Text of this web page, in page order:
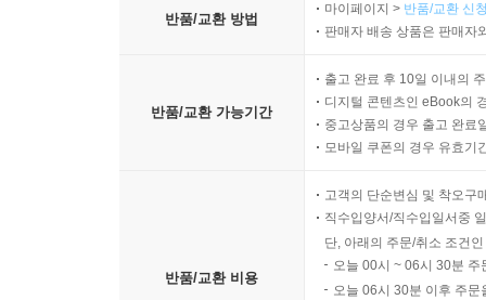
업무 처리 흐름 기반 지표
챕터 10 운영 유지와 개선 루틴
운영 규칙의 변경 절차
반품/교환 방법
마이페이지 > 반품/교환 신
판매자 배송 상품은 판매자
반품/교환 가능기간
출고 완료 후 10일 이내의
디지털 콘텐츠인 eBook의
중고상품의 경우 출고 완료
모바일 쿠폰의 경우 유효기
반품/교환 비용
고객의 단순변심 및 착오구
직수입양서/직수입일서중
단, 아래의 주문/취소 조건
오늘 00시 ~ 06시 30분
오늘 06시 30분 이후 주